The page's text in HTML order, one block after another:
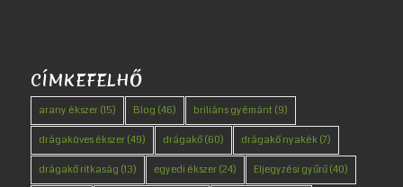
CÍMKEFELHŐ
arany ékszer(15) Blog (46) briliáns gyémánt (9)
drágaköves ékszer(49) drágakő(60) drágakő nyakék(7)
drágakő ritkaság (13) egyedi ékszer(24) Eljegyzési gyűrű(40)